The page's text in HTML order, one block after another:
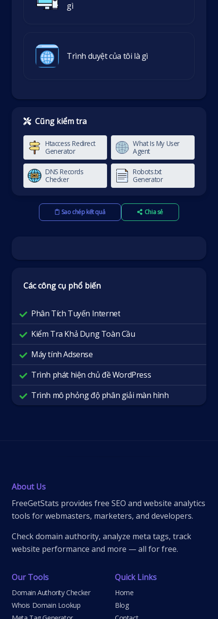
gì
Trình duyệt của tôi là gì
Cũng kiểm tra
Htaccess Redirect
Generator
What Is My User
Agent
DNS Records
Checker
Robots.txt
Generator
Sao chép kết quả Chia sẻ
Các công cụ phổ biến
Phân Tích Tuyến Internet
Kiểm Tra Khả Dụng Toàn Cầu
Máy tính Adsense
Trình phát hiện chủ đề WordPress
Trình mô phỏng độ phân giải màn hình
About Us
FreeGetStats provides free SEO and website analytics
tools for webmasters, marketers, and developers.
Check domain authority, analyze meta tags, track
website performance and more — all for free.
Our Tools
Domain Authority Checker
Whois Domain Lookup
Quick Links
Home
Blog